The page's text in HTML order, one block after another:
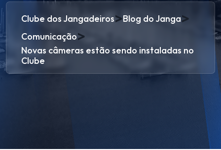
Clube dos Jangadeiros>Blog do Janga>
Comunicação>
Novas câmeras estão sendo instaladas no
Clube